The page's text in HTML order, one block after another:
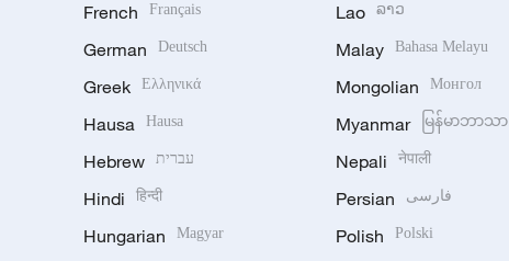
French Français
German Deutsch
Greek Ελληνικά
Hausa Hausa
Hebrew עברית
Hindi हिन्दी
Hungarian Magyar
Lao ລາວ
Malay Bahasa Melayu
Mongolian Монгол
Myanmar မြန်မာဘာသာ
Nepali नेपाली
Persian فارسی
Polish Polski